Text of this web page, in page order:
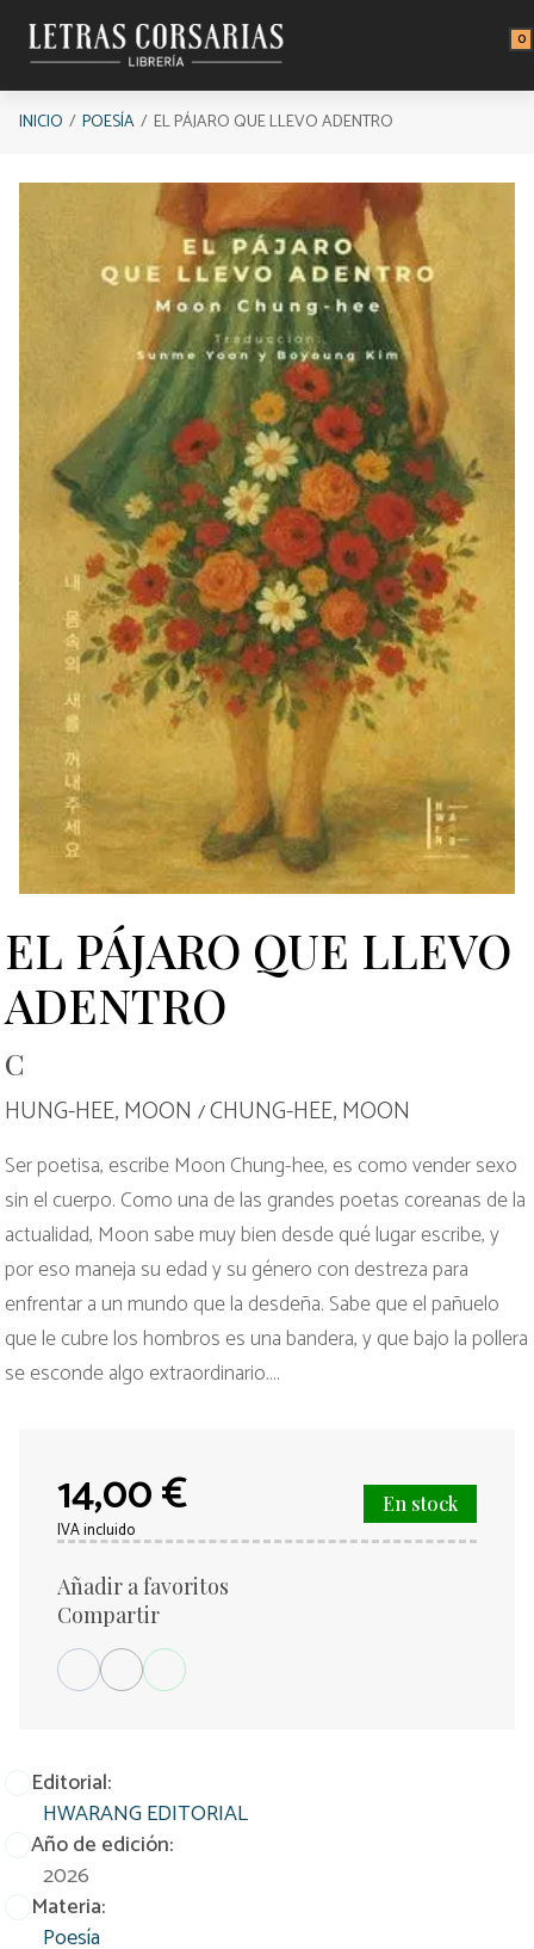
0
INICIO POESÍA EL PÁJARO QUE LLEVO ADENTRO
EL PÁJARO QUE LLEVO
ADENTRO
C
HUNG-HEE, MOON /CHUNG-HEE, MOON
Ser poetisa, escribe Moon Chung-hee, es como vender sexo
sin el cuerpo. Como una de las grandes poetas coreanas de la
actualidad, Moon sabe muy bien desde qué lugar escribe, y
por eso maneja su edad y su género con destreza para
enfrentar a un mundo que la desdeña. Sabe que el pañuelo
que le cubre los hombros es una bandera, y que bajo la pollera
se esconde algo extraordinario....
Editorial:
HWARANG EDITORIAL
Año de edición:
2026
Materia:
Poesía
14,00 €
IVA incluido
En stock
Añadir a favoritos
Compartir